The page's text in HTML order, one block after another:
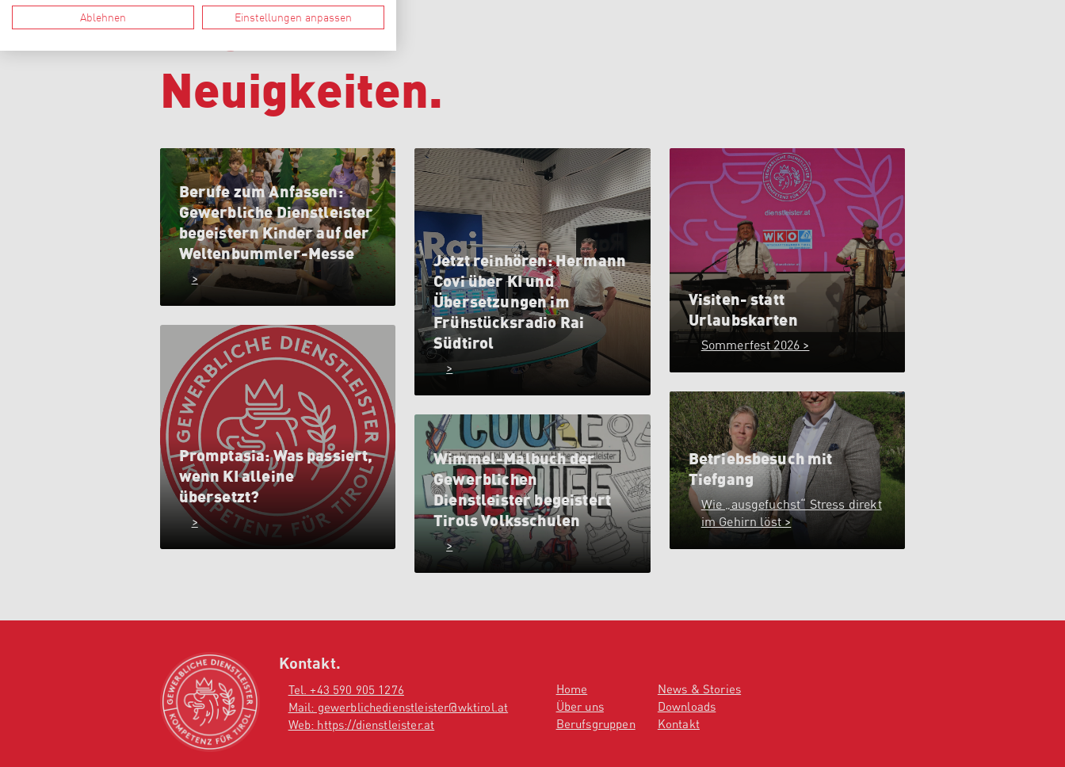
Unsere
Neuigkeiten.
Berufe zum Anfassen:
Gewerbliche Dienstleister
begeistern Kinder auf der
Weltenbummler-Messe
>
Jetzt reinhören: Hermann
Covi über KI und
Übersetzungen im
Frühstücksradio Rai
Südtirol
>
Visiten- statt
Urlaubskarten
Sommerfest 2026 >
Promptasia: Was passiert,
wenn KI alleine
übersetzt?
>
Betriebsbesuch mit
Tiefgang
Wie „ausgefuchst“ Stress direkt
im Gehirn löst >
Wimmel-Malbuch der
Gewerblichen
Dienstleister begeistert
Tirols Volksschulen
>
Kontakt.
Tel. +43 590 905 1276
Mail: gewerblichedienstleister@wktirol.at
Web: https://dienstleister.at
Home
Über uns
Berufsgruppen
News & Stories
Downloads
Kontakt
Ablehnen Einstellungen anpassen